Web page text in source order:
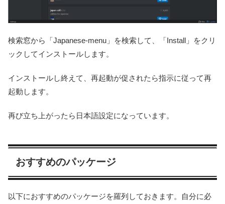
検索窓から「Japanese-menu」を検索して、「Install」をクリ
ックしてインストールします。
インストールし終えて、再起動が促されたら指示に従って再
起動します。
再び立ち上がったら日本語設定になっています。
おすすめのパッケージ
以下におすすめのパッケージを羅列しておきます。自分に必